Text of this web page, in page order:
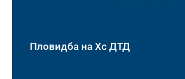
Пловидба на Хс ДТД